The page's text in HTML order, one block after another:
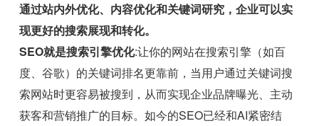
通过站内外优化、内容优化和关键词研究，企业可以实
现更好的搜索展现和转化。
SEO就是搜索引擎优化:让你的网站在搜索引擎（如百
度、谷歌）的关键词排名更靠前，当用户通过关键词搜
索网站时更容易被搜到，从而实现企业品牌曝光、主动
获客和营销推广的目标。如今的SEO已经和AI紧密结